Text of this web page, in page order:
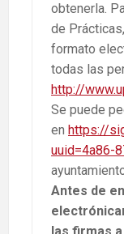
obtenerla.
de
formato
todas las
http://
Se puede
en https://
uuid=4a86-
Antes de